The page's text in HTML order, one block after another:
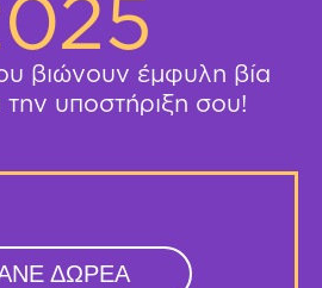
βιώνουν έμφυλη βία
την υποστήριξη σου!
ΔΩΡΕΑ